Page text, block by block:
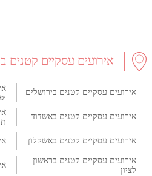
אירועים עסקיים קטנים
אירועים עסקיים קטנים בירושלים
אירועים עסקיים קטנים באשדוד
אירועים עסקיים קטנים באשקלון
אירועים עסקיים קטנים בראשון
לציון